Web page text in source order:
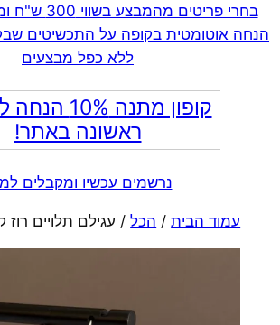
הנחה אוטומטית בקופה על התכשיטים
ללא כפל מבצעים
קופון מתנה
ראשונה באתר!
נרשמים עכשיו ומקבלים
עמוד הבית/ הכל/ עגילם תלויים רוז